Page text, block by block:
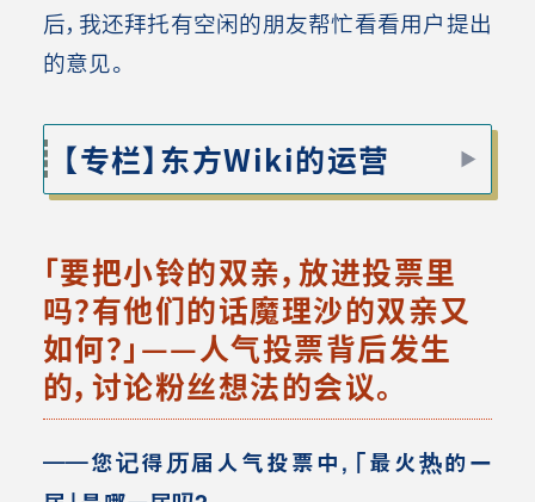
后，我还拜托有空闲的朋友帮忙看看用户提出
的意见。
【专栏】东方Wiki的运营
「要把小铃的双亲，放进投票里
吗？有他们的话魔理沙的双亲又
如何？」——人气投票背后发生
的，讨论粉丝想法的会议。
――您记得历届人气投票中，「最火热的一